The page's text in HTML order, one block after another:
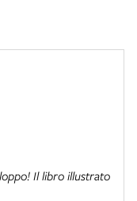
Il libro illustrato